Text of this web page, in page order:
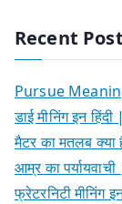
Recent
Pursue
डाई मीनिंग इन
मैटर का मतलब
आम्र का
फ्रेटरनिटी